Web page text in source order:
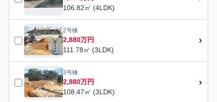
106.82㎡ (4LDK)
2号棟
2,880万円
111.78㎡ (3LDK)
3号棟
2,880万円
108.47㎡ (3LDK)